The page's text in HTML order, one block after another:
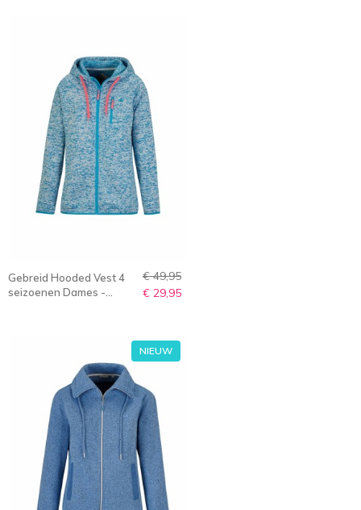
Gebreid Hooded Vest 4
seizoenen Dames -
€ 49,95
€ 29,95
NIEUW